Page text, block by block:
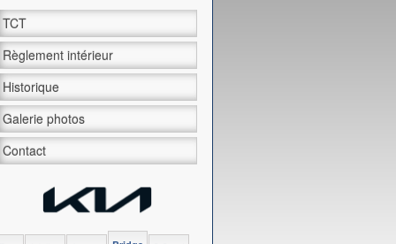
Open 2024
TCT
Règlement intérieur
Historique
Galerie photos
Contact